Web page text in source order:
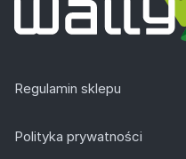
Regulamin sklepu
Polityka prywatności